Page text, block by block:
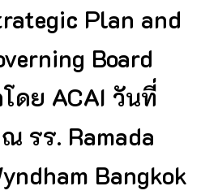
Plan and
Board
ดย ACAI วันที่
รร. Ramada
Bangkok